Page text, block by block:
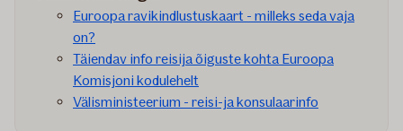
Euroopa ravikindlustuskaart - milleks seda vaja
on?
Täiendav info reisija õiguste kohta Euroopa
Komisjoni kodulehelt
Välisministeerium - reisi-ja konsulaarinfo